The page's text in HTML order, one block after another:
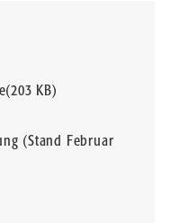
(203 KB)
(Stand Februar